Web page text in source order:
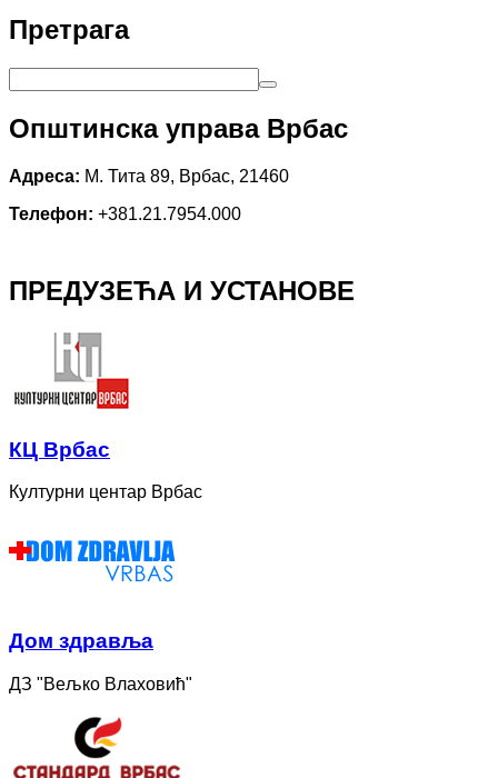
Претрага
Општинска управа Врбас
Адреса: М. Тита 89, Врбас, 21460
Телефон: +381.21.7954.000
ПРЕДУЗЕЋА И УСТАНОВЕ
КЦ Врбас
Културни центар Врбас
Дом здравља
ДЗ "Вељко Влаховић"